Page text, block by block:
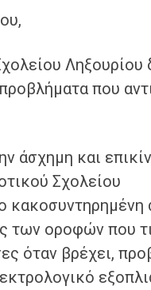
Ληξουρίου
που
άσχημη και
Σχολείου
των οροφών που
όταν βρέχει,